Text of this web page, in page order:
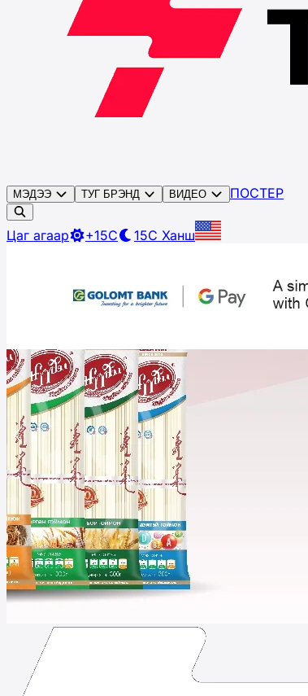
МЭДЭЭ ТУГ БРЭНД ВИДЕО ПОСТЕР
Цаг агаар +15C 15C Ханш